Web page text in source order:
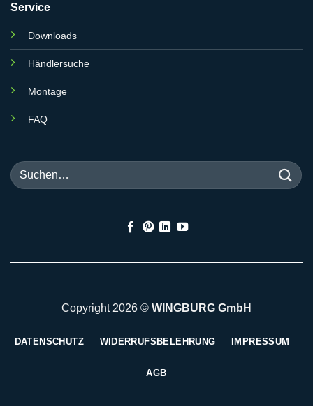
Service
Downloads
Händlersuche
Montage
FAQ
Suchen
nach:
Copyright 2026 © WINGBURG GmbH
DATENSCHUTZ WIDERRUFSBELEHRUNG IMPRESSUM
AGB